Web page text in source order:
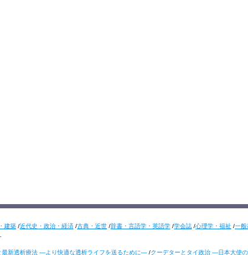
建築 /近代史・政治・経済 /古典・近世 /辞書・言語学・英語学 /学会誌 /心理学・福祉 /一般
最新透析療法 ―より快適な透析ライフを送るために― /クーデターとタイ政治 ―日本大使